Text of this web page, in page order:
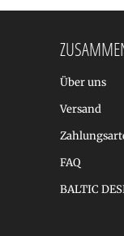
Über uns
Versand
FAQ
BALTIC